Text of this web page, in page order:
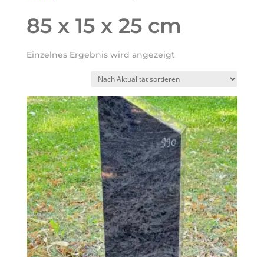
85 x 15 x 25 cm
Einzelnes Ergebnis wird angezeigt